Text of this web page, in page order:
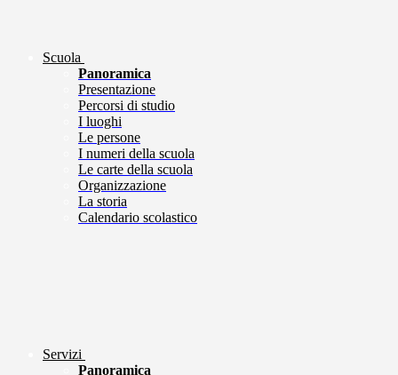
Scuola
Panoramica
Presentazione
Percorsi di studio
I luoghi
Le persone
I numeri della scuola
Le carte della scuola
Organizzazione
La storia
Calendario scolastico
Servizi
Panoramica